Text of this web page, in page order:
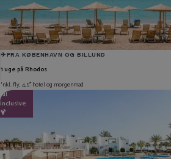
✈️FRA KØBENHAVN OG BILLUND
1 uge på Rhodos
Inkl. fly, 4,5* hotel og morgenmad
All
inclusive
🍹
fra